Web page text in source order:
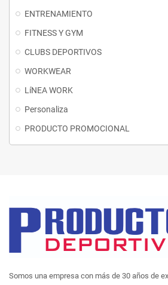
ENTRENAMIENTO
FITNESS Y GYM
CLUBS DEPORTIVOS
WORKWEAR
LíNEA WORK
Personaliza
PRODUCTO PROMOCIONAL
Somos una empresa con más de 30 años de